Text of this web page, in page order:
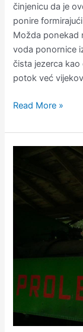
činjenicu da je
ponire
Možda ponekad
voda ponornice
čista jezerca
potok već
Read More »